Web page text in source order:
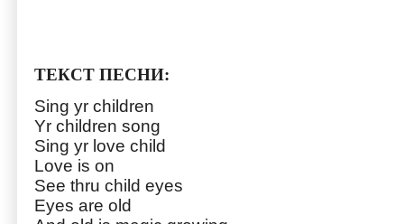
ТЕКСТ ПЕСНИ:
Sing yr children
Yr children song
Sing yr love child
Love is on
See thru child eyes
Eyes are old